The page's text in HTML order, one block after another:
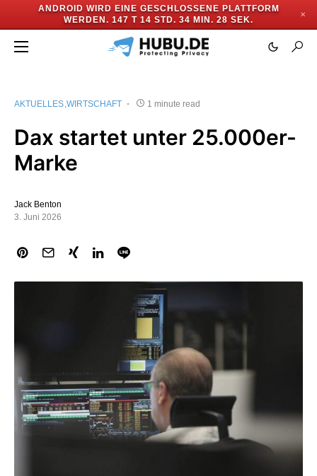
ANDROID WIRD EINE GESCHLOSSENE PLATTFORM
WERDEN. 147 T 14 STD. 34 MIN. 28 SEK.
✕
AKTUELLES WIRTSCHAFT 1 minute read
Dax startet unter 25.000er-
Marke
Jack Benton
3. Juni 2026